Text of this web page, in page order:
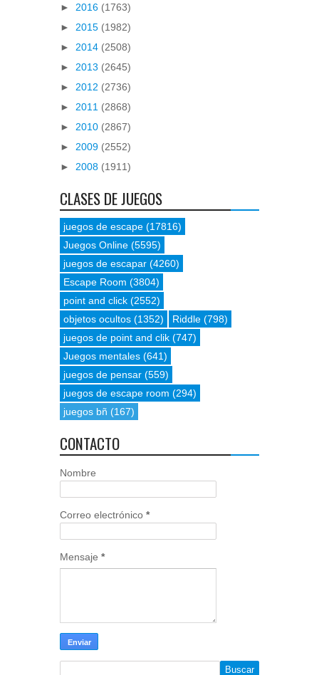
► 2016 (1763)
► 2015 (1982)
► 2014 (2508)
► 2013 (2645)
► 2012 (2736)
► 2011 (2868)
► 2010 (2867)
► 2009 (2552)
► 2008 (1911)
CLASES DE JUEGOS
juegos de escape (17816)
Juegos Online (5595)
juegos de escapar (4260)
Escape Room (3804)
point and click (2552)
objetos ocultos (1352) Riddle (798)
juegos de point and clik (747)
Juegos mentales (641)
juegos de pensar (559)
juegos de escape room (294)
juegos bñ (167)
CONTACTO
Nombre
Correo electrónico *
Mensaje *